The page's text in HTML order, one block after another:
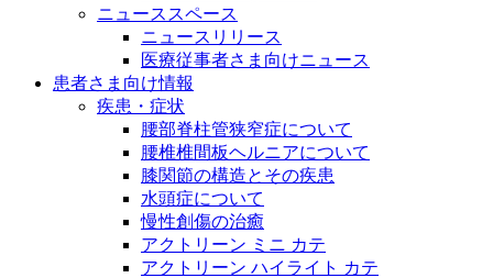
ニューススペース
ニュースリリース
医療従事者さま向けニュース
患者さま向け情報
疾患・症状
腰部脊柱管狭窄症について
腰椎椎間板ヘルニアについて
膝関節の構造とその疾患
水頭症について
慢性創傷の治癒
アクトリーン ミニ カテ
アクトリーン ハイライト カテ